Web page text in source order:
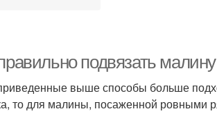
подвязать
выше способы больше
то для малины, посаженной ровными